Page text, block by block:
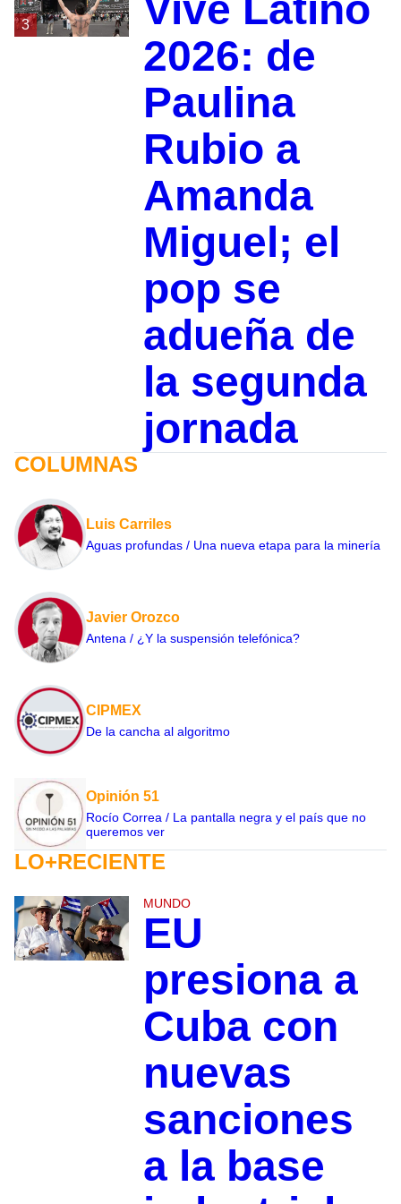
3
Vive Latino
2026: de
Paulina
Rubio a
Amanda
Miguel; el
pop se
adueña de
la segunda
jornada
COLUMNAS
Luis Carriles
Aguas profundas / Una nueva etapa para la minería
Javier Orozco
Antena / ¿Y la suspensión telefónica?
CIPMEX
De la cancha al algoritmo
Opinión 51
Rocío Correa / La pantalla negra y el país que no
queremos ver
LO+RECIENTE
MUNDO
EU
presiona a
Cuba con
nuevas
sanciones
a la base